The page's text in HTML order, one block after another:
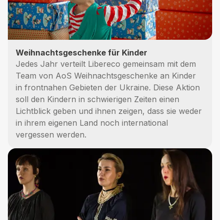
Weihnachtsgeschenke für Kinder
Jedes Jahr verteilt Libereco gemeinsam mit dem
Team von AoS Weihnachtsgeschenke an Kinder
in frontnahen Gebieten der Ukraine. Diese Aktion
soll den Kindern in schwierigen Zeiten einen
Lichtblick geben und ihnen zeigen, dass sie weder
in ihrem eigenen Land noch international
vergessen werden.